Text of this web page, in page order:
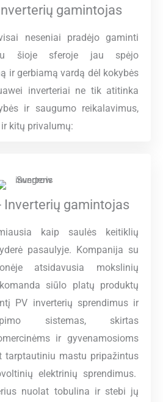
gamintojas
neseniai pradėjo gaminti
šioje sferoje jau spėjo
ir gerbiamą vardą dėl kokybės
inverteriai ne tik atitinka
ir saugumo reikalavimus,
kitų privalumų:
Inverterių gamintojas
kaip saulės keitiklių
pasaulyje. Kompanija su
atsidavusia mokslinių
siūlo platų produktų
PV inverterių sprendimus ir
sistemas, skirtas
ir gyvenamosioms
tarptautiniu mastu pripažintus
elektrinių sprendimus.
nuolat tobulina ir stebi jų